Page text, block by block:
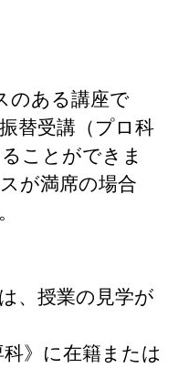
のある講座で
替受講（プロ科
ことができま
が満席の場合
、授業の見学が
》に在籍または